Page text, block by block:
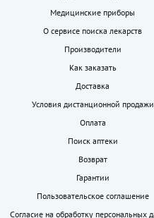
Медицинские приборы
О сервисе поиска лекарств
Производители
Как заказать
Доставка
Условия дистанционной продажи
Оплата
Поиск аптеки
Возврат
Гарантии
Пользовательское соглашение
Согласие на обработку персональных